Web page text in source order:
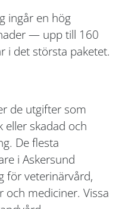
ingår en hög
— upp till 160
i det största paketet.
de utgifter som
skadad och
De flesta
i Askersund
för veterinärvård,
mediciner. Vissa